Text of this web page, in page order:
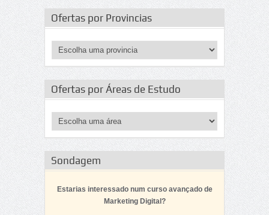
Ofertas por Provincias
Ofertas por Áreas de Estudo
Sondagem
Estarias interessado num curso avançado de
Marketing Digital?